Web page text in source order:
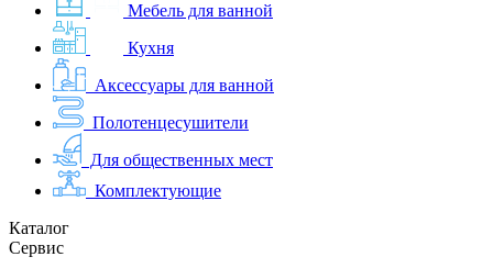
Мебель для ванной
Кухня
Аксессуары для ванной
Полотенцесушители
Для общественных мест
Комплектующие
Каталог
Сервис